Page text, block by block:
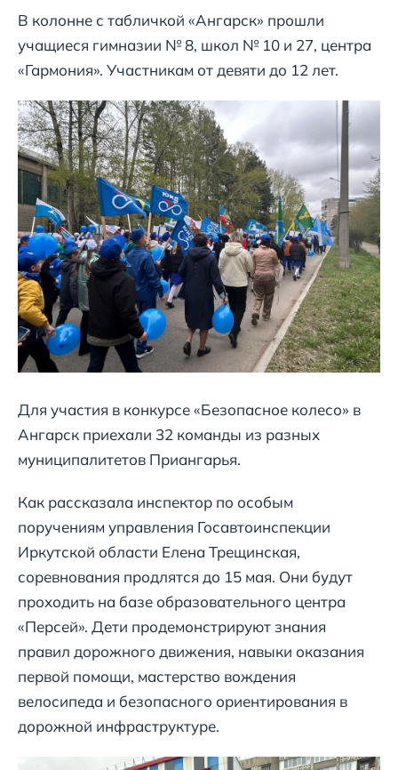
В колонне с табличкой «Ангарск» прошли
учащиеся гимназии № 8, школ № 10 и 27, центра
«Гармония». Участникам от девяти до 12 лет.
Для участия в конкурсе «Безопасное колесо» в
Ангарск приехали 32 команды из разных
муниципалитетов Приангарья.
Как рассказала инспектор по особым
поручениям управления Госавтоинспекции
Иркутской области Елена Трещинская,
соревнования продлятся до 15 мая. Они будут
проходить на базе образовательного центра
«Персей». Дети продемонстрируют знания
правил дорожного движения, навыки оказания
первой помощи, мастерство вождения
велосипеда и безопасного ориентирования в
дорожной инфраструктуре.